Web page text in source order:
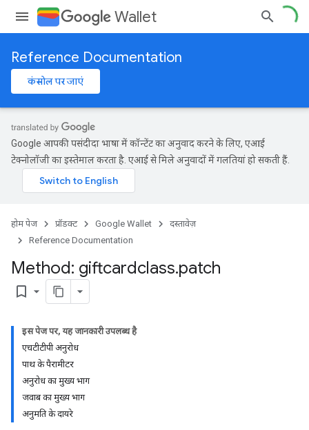
Wallet
Reference Documentation
कंसोल पर जाएं
Google आपकी पसंदीदा भाषा में कॉन्टेंट का अनुवाद करने के लिए, एआई
टेक्नोलॉजी का इस्तेमाल करता है. एआई से मिले अनुवादों में गलतियां हो सकती हैं.
होम पेज प्रॉडक्ट Google Wallet
दस्तावेज़
Reference Documentation
Method: giftcardclass.patch
bookmark_border
इस पेज पर, यह जानकारी उपलब्ध है
एचटीटीपी अनुरोध
पाथ के पैरामीटर
अनुरोध का मुख्य भाग
जवाब का मुख्य भाग
अनुमति के दायरे